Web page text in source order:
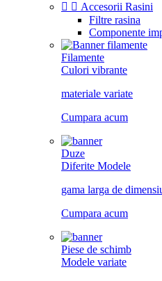
  Accesorii Rasini
Filtre rasina
Componente
Filamente
Culori vibrante
materiale variate
Cumpara acum
Duze
Diferite Modele
gama larga de
Cumpara acum
Piese de schimb
Modele variate